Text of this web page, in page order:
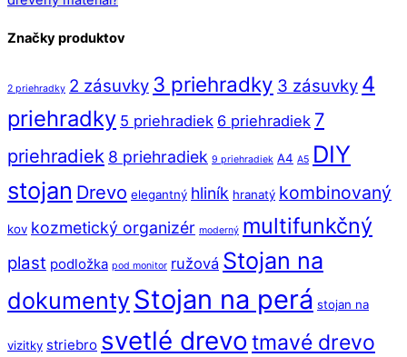
Značky produktov
2 priehradky 2 zásuvky 3 priehradky 3 zásuvky 4
priehradky 5 priehradiek 6 priehradiek 7
priehradiek 8 priehradiek 9 priehradiek A4 A5 DIY
stojan Drevo elegantný hliník hranatý kombinovaný
kov kozmetický organizér moderný multifunkčný
plast podložka pod monitor ružová Stojan na
dokumenty Stojan na perá stojan na
vizitky striebro svetlé drevotmavé drevo